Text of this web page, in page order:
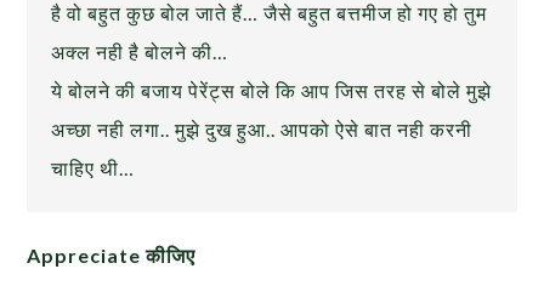
है वो बहुत कुछ बोल जाते हैं… जैसे बहुत बत्तमीज हो गए हो तुम
अक्ल नही है बोलने की…
ये बोलने की बजाय पेरेंट्स बोले कि आप जिस तरह से बोले मुझे
अच्छा नही लगा.. मुझे दुख हुआ.. आपको ऐसे बात नही करनी
चाहिए थी…
Appreciate कीजिए